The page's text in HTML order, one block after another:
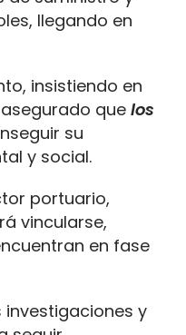
llegando en
insistiendo en
asegurado que los
su
y social.
portuario,
vincularse,
en fase
investigaciones y